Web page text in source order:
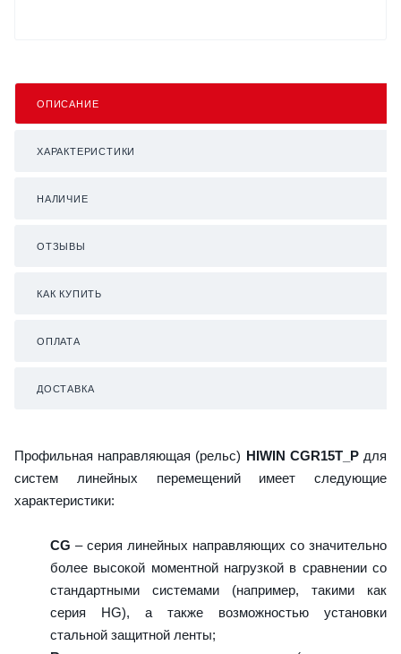
ОПИСАНИЕ
ХАРАКТЕРИСТИКИ
НАЛИЧИЕ
ОТЗЫВЫ
КАК КУПИТЬ
ОПЛАТА
ДОСТАВКА
Профильная направляющая (рельс) HIWIN CGR15T_Pдля
систем линейных перемещений имеет следующие
характеристики:
CG – серия линейных направляющих со значительно
более высокой моментной нагрузкой в сравнении со
стандартными системами (например, такими как
серия HG), а также возможностью установки
стальной защитной ленты;